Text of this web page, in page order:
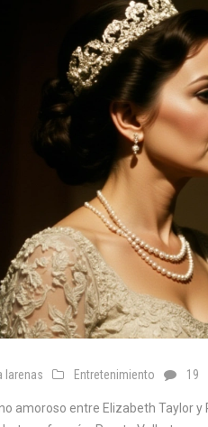
larenas Entretenimiento 19
amoroso entre Elizabeth Taylor